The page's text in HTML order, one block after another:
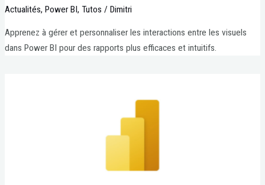
Actualités,Power BI,Tutos /Dimitri
Apprenez à gérer et personnaliser les interactions entre les visuels
dans Power BI pour des rapports plus efficaces et intuitifs.